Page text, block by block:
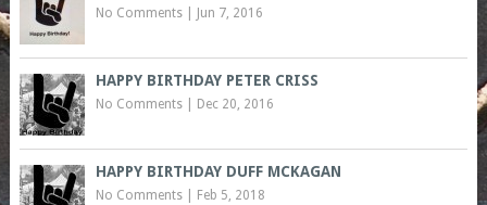
No Comments| Jun 7, 2016
HAPPY BIRTHDAY PETER CRISS
No Comments| Dec 20, 2016
HAPPY BIRTHDAY DUFF MCKAGAN
No Comments| Feb 5, 2018